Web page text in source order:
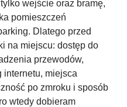
wejście oraz bramę,
pomieszczeń
Dlatego przed
na miejscu: dostęp do
przewodów,
internetu, miejsca
po zmroku i sposób
wtedy dobieram